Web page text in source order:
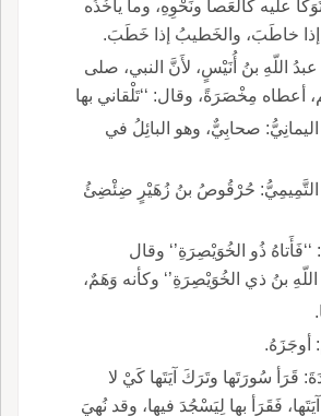
عليه كالعَصا ونَحْوِهِ، وما يأخُذُه
إذا خاطَبَ، والخَطيبُ إذا خَطَبَ.
اللّهِ بنُ أُنَيْسٍ، لأَنَّ النبي، صلى
أعطاه مِخْصَرَةً، وقال: ‘‘تَلْقاني بها
صحابِيٌّ، وهو البائِلُ في
التَّمِيمِيُّ: حُرْقُوصُ بنُ زُهَيْرٍ ضِئْضِئُ
ذُو الخُوَيْصِرَةِ’‘ وقال
بنُ ذي الخُوَيْصِرَةِ’‘ وكأنه وَهَمٌ،
أوجَزَهُ.
قَرَأ سُورَتَها وتَرَكَ آيَتَها كَيْ لا
فَقَرَأ بها لِيَسْجُدَ فيها، وقد نُهِيَ